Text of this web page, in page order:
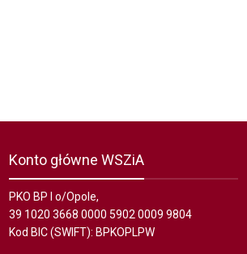
Konto główne WSZiA
PKO BP I o/Opole,
39 1020 3668 0000 5902 0009 9804
Kod BIC (SWIFT): BPKOPLPW